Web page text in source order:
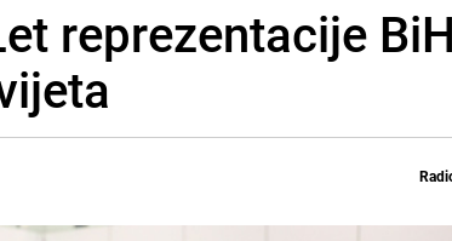
reprezentacije